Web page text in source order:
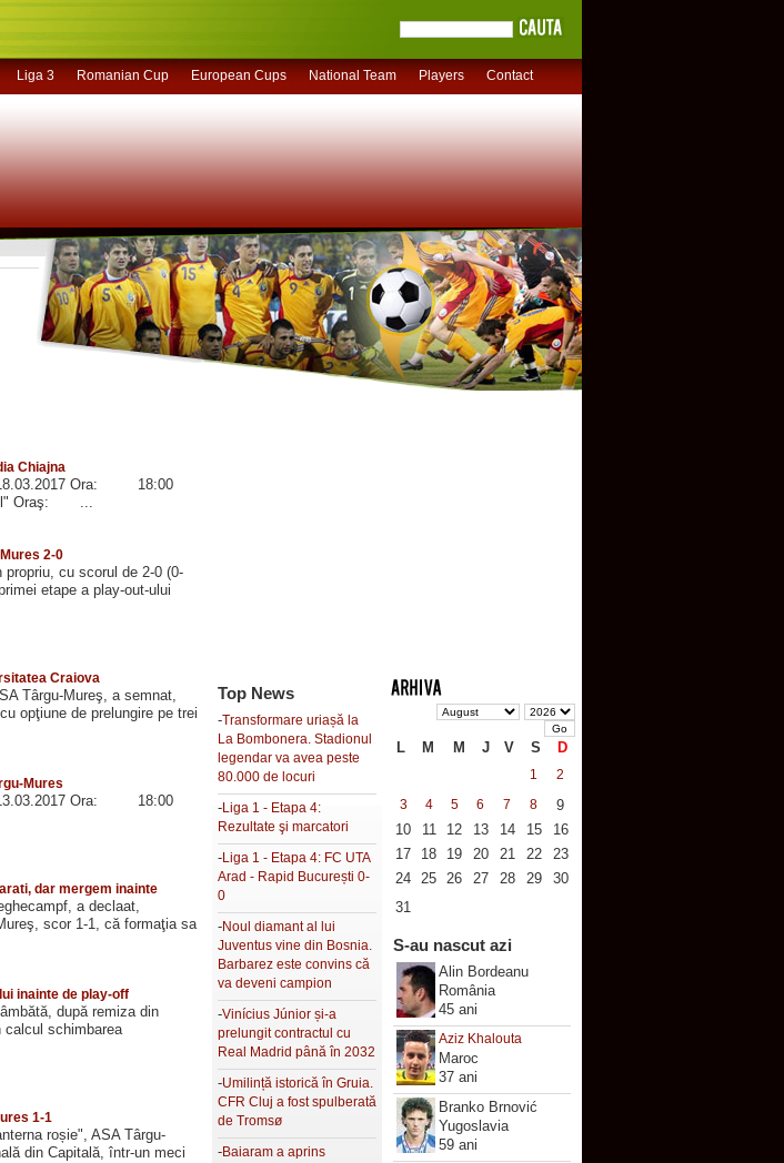
Liga 3 Romanian Cup European Cups National Team Players Contact
Chiajna
18.03.2017 Ora: 18:00
Oraş: ...
2-0
cu scorul de 2-0 (0-
etape a play-out-ului
Craiova
Târgu-Mureş, a semnat,
opţiune de prelungire pe trei
Mures
13.03.2017 Ora: 18:00
dar mergem inainte
a declaat,
scor 1-1, că formaţia sa
inainte de play-off
după remiza din
calcul schimbarea
1-1
roșie", ASA Târgu-
din Capitală, într-un meci
Top News
-Transformare uriașă la
La Bombonera. Stadionul
legendar va avea peste
80.000 de locuri
-Liga 1 - Etapa 4:
Rezultate şi marcatori
-Liga 1 - Etapa 4: FC UTA
Arad - Rapid București 0-
0
-Noul diamant al lui
Juventus vine din Bosnia.
Barbarez este convins că
va deveni campion
-Vinícius Júnior și-a
prelungit contractul cu
Real Madrid până în 2032
-Umilință istorică în Gruia.
CFR Cluj a fost spulberată
de Tromsø
-Baiaram a aprins
L M M J V S D
1
2
3
4 5 6 7 8
9
10
11 12 13 14 15
16
17
18 19 20 21 22
23
24 25 26 27 28 29
30
31
S-au nascut azi
Alin Bordeanu
România
45 ani
Aziz Khalouta
Maroc
37 ani
Branko Brnović
Yugoslavia
59 ani